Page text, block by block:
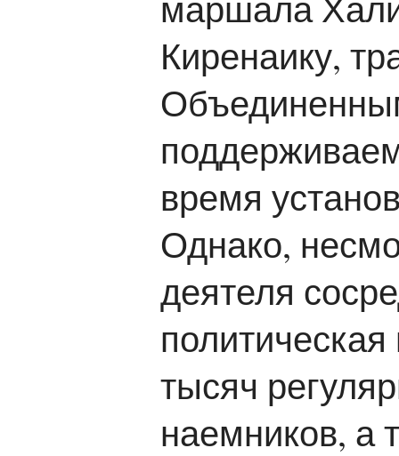
Киренаику,
время
Однако,
деятеля
тысяч
наемников, а